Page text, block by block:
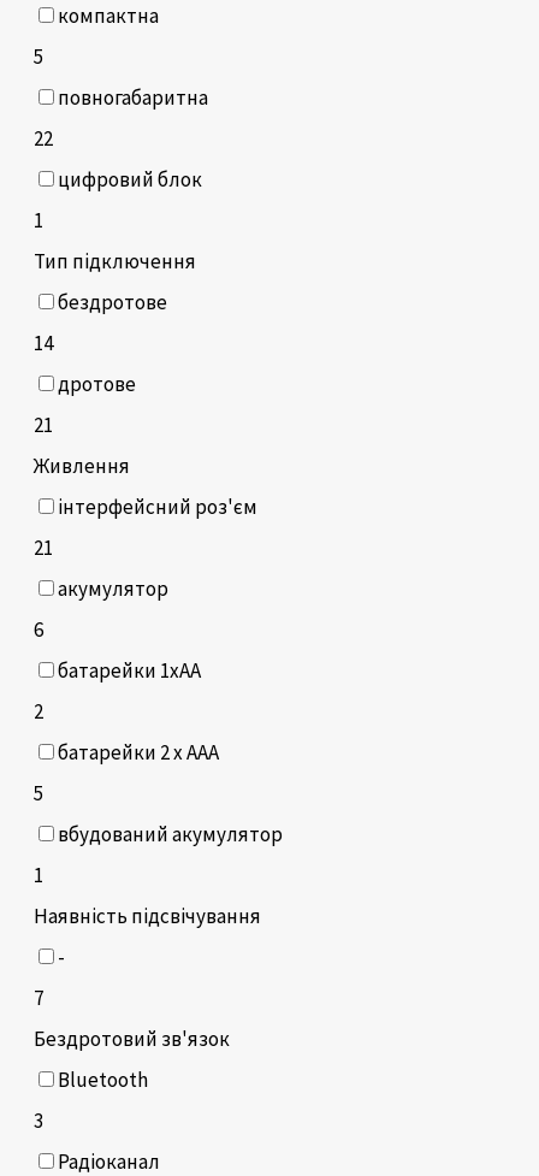
компактна
5
повногабаритна
22
цифровий блок
1
Тип підключення
бездротове
14
дротове
21
Живлення
інтерфейсний роз'єм
21
акумулятор
6
батарейки 1xAA
2
батарейки 2 х ААА
5
вбудований акумулятор
1
Наявність підсвічування
-
7
Бездротовий зв'язок
Bluetooth
3
Радіоканал